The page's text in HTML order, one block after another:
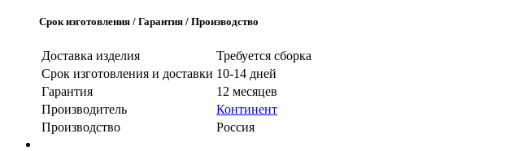
Срок изготовления / Гарантия / Производство
Доставка изделия
Требуется сборка
Срок изготовления и доставки 10-14 дней
Гарантия
12 месяцев
Производитель
Континент
Производство
Россия